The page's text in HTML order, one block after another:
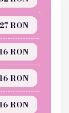
27 RON
16 RON
16 RON
16 RON